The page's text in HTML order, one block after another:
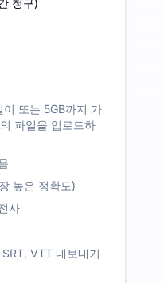
청구)
또는 5GB까지 가
파일을 업로드하
높은 정확도)
사
VTT 내보내기